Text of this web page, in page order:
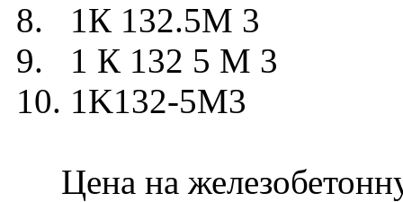
8. 1К 132.5М 3
9. 1 К 132 5 М 3
10. 1K132-5M3
Цена на